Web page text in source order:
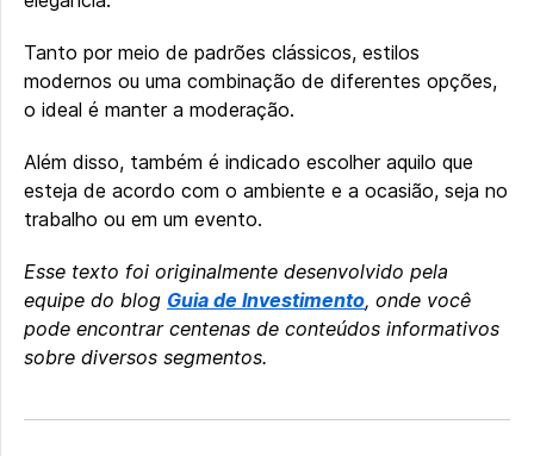
Tanto por meio de padrões clássicos, estilos
modernos ou uma combinação de diferentes opções,
o ideal é manter a moderação.
Além disso, também é indicado escolher aquilo que
esteja de acordo com o ambiente e a ocasião, seja no
trabalho ou em um evento.
Esse texto foi originalmente desenvolvido pela
equipe do blog Guia de Investimento, onde você
pode encontrar centenas de conteúdos informativos
sobre diversos segmentos.